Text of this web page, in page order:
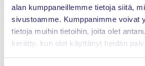
alan kumppaneillemme tietoja siitä,
sivustoamme. Kumppanimme voivat
tietoja muihin tietoihin, joita olet
kerätty, kun olet käyttänyt heidän
– Tämä oli Suomen ensimmäisiä
alusta loppuun mallipohjaisena. Meillä ei
piirustuksia, vaan mallintamalla tehty
Hankkeessa noudatettiin kestävän
sameuden osalta. Kalastovaikutuksia